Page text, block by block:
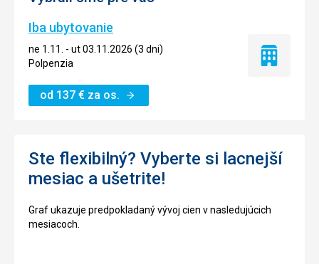
Iba ubytovanie
ne 1.11. - ut 03.11.2026 (3 dni)
Polpenzia
od 137 € za os.
Iba
Ste flexibilný? Vyberte si lacnejší
mesiac a ušetrite!
Graf ukazuje predpokladaný vývoj cien v nasledujúcich
mesiacoch.